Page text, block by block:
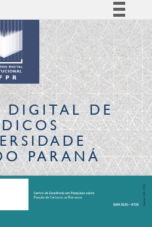
Simplifique!
Comunica BR
Participe
Acesso à informação
Legislação
Canais
DIGITALDE
PARANÁ